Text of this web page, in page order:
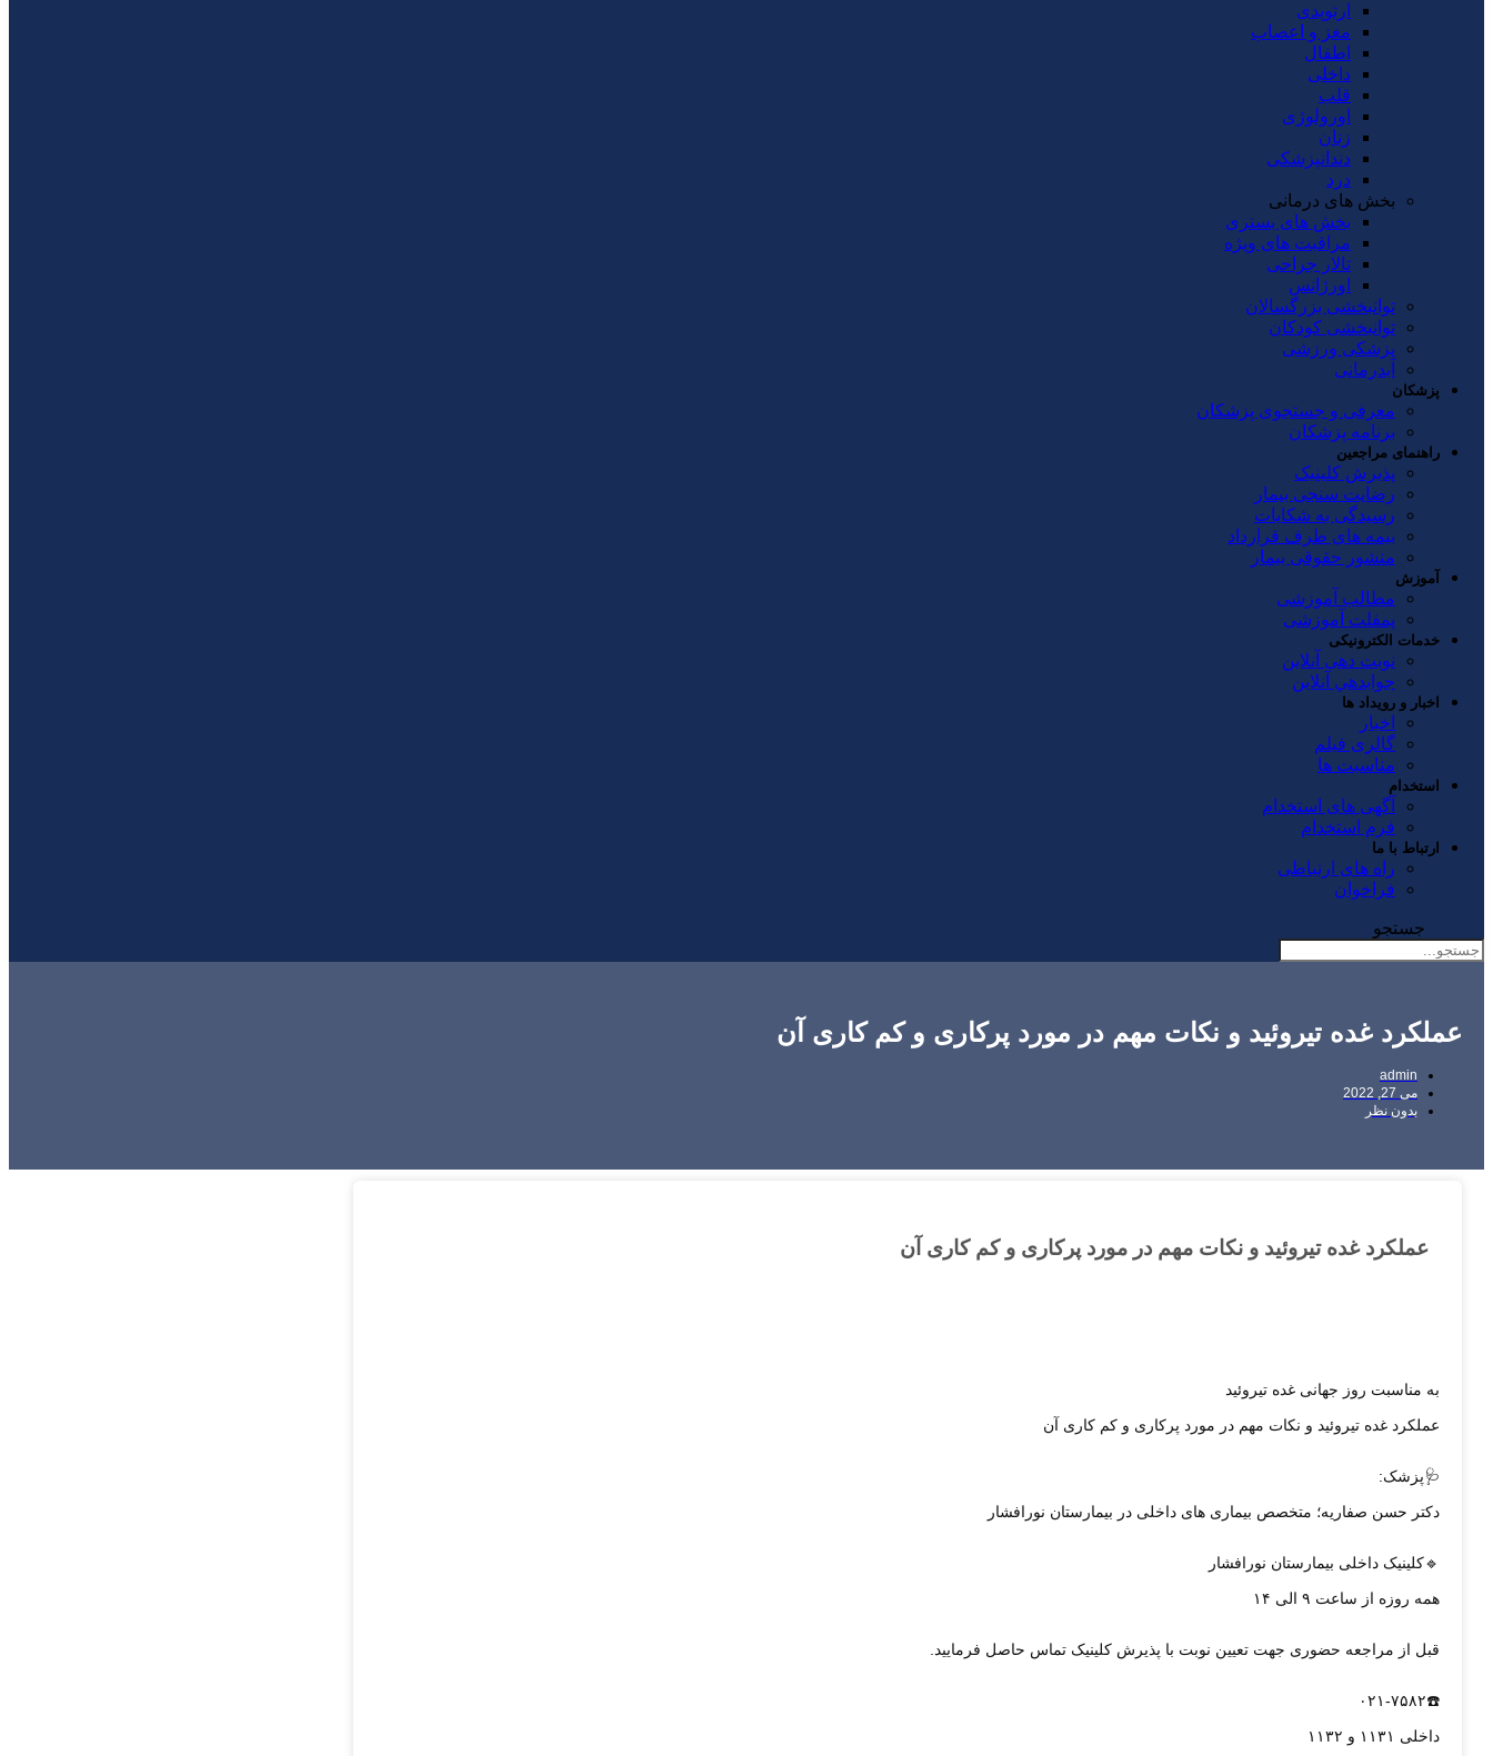
ارتوپدی
مغز و اعصاب
اطفال
داخلی
قلب
اورولوژی
زنان
دندانپزشکی
درد
بخش های درمانی
بخش های بستری
مراقبت های ویژه
تالار جراحی
اورژانس
توانبخشی بزرگسالان
توانبخشی کودکان
پزشکی ورزشی
آبدرمانی
پزشکان
معرفی و جستجوی پزشکان
برنامه پزشکان
راهنمای مراجعین
پذیرش کلینیک
رضایت سنجی بیمار
رسیدگی به شکایات
بیمه های طرف قرارداد
منشور حقوقی بیمار
آموزش
مطالب آموزشی
پمفلت آموزشی
خدمات الکترونیکی
نوبت دهی آنلاین
جوابدهي آنلاين
اخبار و رویداد ها
اخبار
گالری فیلم
مناسبت ها
استخدام
آگهی های استخدام
فرم استخدام
ارتباط با ما
راه های ارتباطی
فراخوان
جستجو
عملکرد غده تیروئید و نکات مهم در مورد پرکاری و کم کاری آن
admin
می 27, 2022
بدون نظر
عملکرد غده تیروئید و نکات مهم در مورد پرکاری و کم کاری آن
به مناسبت روز جهانی غده تیروئید
عملکرد غده تیروئید و نکات مهم در مورد پرکاری و کم کاری آن
🩺پزشک:
دکتر حسن صفاریه؛ متخصص بیماری های داخلی در بیمارستان نورافشار
🔹کلینیک داخلی بیمارستان نورافشار
همه روزه از ساعت ۹ الی ۱۴
قبل از مراجعه حضوری جهت تعیین نوبت با پذیرش کلینیک تماس حاصل فرمایید.
☎️۰۲۱-۷۵۸۲
داخلی ۱۱۳۱ و ۱۱۳۲